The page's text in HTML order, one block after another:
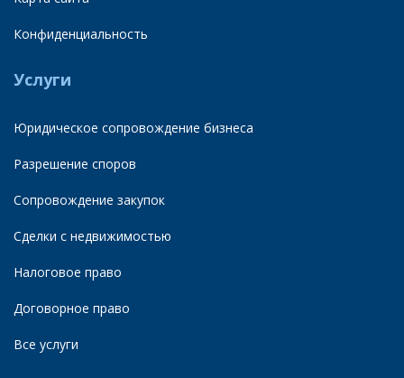
Конфиденциальность
Услуги
Юридическое сопровождение бизнеса
Разрешение споров
Сопровождение закупок
Сделки с недвижимостью
Налоговое право
Договорное право
Все услуги